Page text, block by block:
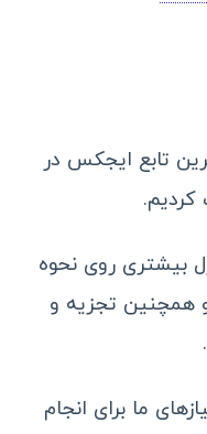
تابع ایجکس در
بیشتری روی نحوه
همچنین تجزیه و
ما برای انجام